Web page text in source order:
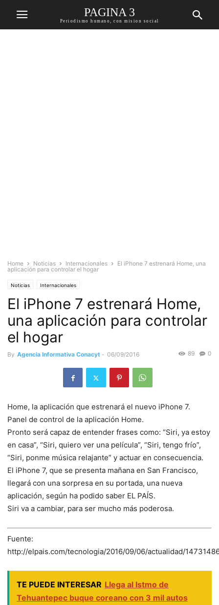
PAGINA 3
Periodismo humano, con mision social
Home Noticias Internacionales
El iPhone 7 estrenará Home, una
aplicación para controlar el hogar
Noticias Internacionales
El iPhone 7 estrenará Home,
una aplicación para controlar
el hogar
By Agencia Informativa Conacyt - 06/09/2016 0
89
Home, la aplicación que estrenará el nuevo iPhone 7.
Panel de control de la aplicación Home.
Pronto será capaz de entender frases como: “Siri, ya estoy
en casa”, “Siri, quiero ver una película”, “Siri, tengo frío”,
“Siri, ponme música relajante” y actuar en consecuencia.
El iPhone 7, que se presenta mañana en San Francisco,
llegará con una sorpresa en su portada, una nueva
aplicación, según ha podido saber EL PAÍS.
Siri va a cambiar, para ser mucho más poderosa.
Fuente:
http://elpais.com/tecnologia/2016/09/06/actualidad/
TE PUEDE INTERESAR Llega al Istmo de
Tehuantepec buque coreano con 3 mil autos